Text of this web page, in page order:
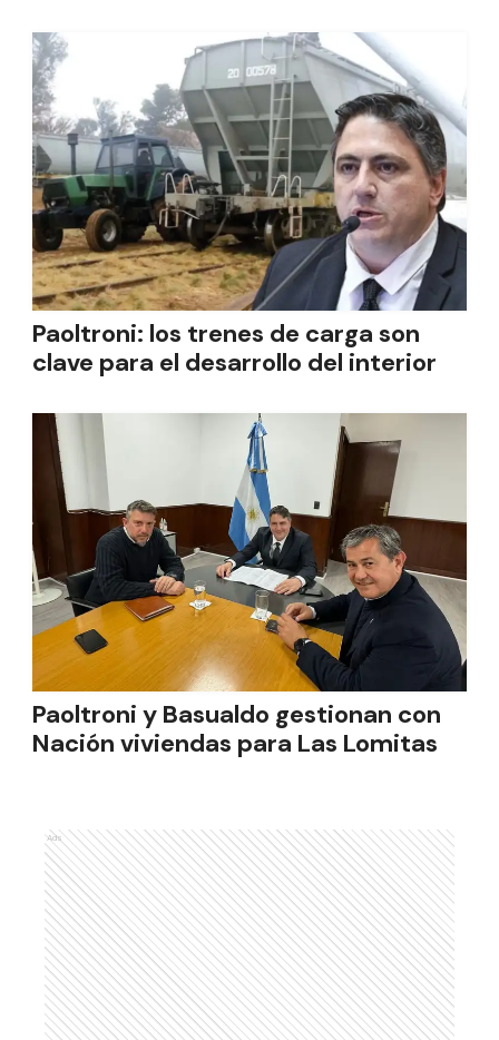
Paoltroni: los trenes de carga son
clave para el desarrollo del interior
Paoltroni y Basualdo gestionan con
Nación viviendas para Las Lomitas
Ads